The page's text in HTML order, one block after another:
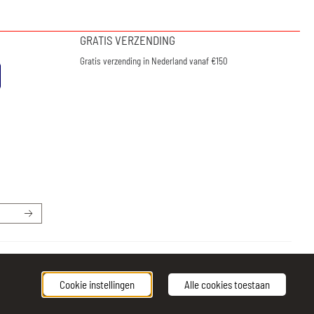
GRATIS VERZENDING
Gratis verzending in Nederland vanaf €150
Cookie instellingen Alle cookies toestaan